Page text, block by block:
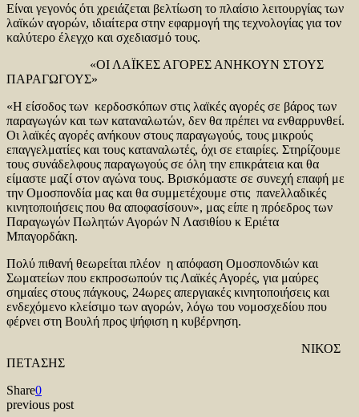
Είναι γεγονός ότι χρειάζεται βελτίωση το πλαίσιο λειτουργίας των
λαϊκών αγορών, ιδιαίτερα στην εφαρμογή της τεχνολογίας για τον
καλύτερο έλεγχο και σχεδιασμό τους.
«ΟΙ ΛΑΪΚΕΣ ΑΓΟΡΕΣ ΑΝΗΚΟΥΝ ΣΤΟΥΣ
ΠΑΡΑΓΩΓΟΥΣ»
«Η είσοδος των κερδοσκόπων στις λαϊκές αγορές σε βάρος των
παραγωγών και των καταναλωτών, δεν θα πρέπει να ενθαρρυνθεί.
Οι λαϊκές αγορές ανήκουν στους παραγωγούς, τους μικρούς
επαγγελματίες και τους καταναλωτές, όχι σε εταιρίες. Στηρίζουμε
τους συνάδελφους παραγωγούς σε όλη την επικράτεια και θα
είμαστε μαζί στον αγώνα τους. Βρισκόμαστε σε συνεχή επαφή με
την Ομοσπονδία μας και θα συμμετέχουμε στις πανελλαδικές
κινητοποιήσεις που θα αποφασίσουν», μας είπε η πρόεδρος των
Παραγωγών Πωλητών Αγορών Ν Λασιθίου κ Εριέτα
Μπαγορδάκη.
Πολύ πιθανή θεωρείται πλέον η απόφαση Ομοσπονδιών και
Σωματείων που εκπροσωπούν τις Λαϊκές Αγορές, για μαύρες
σημαίες στους πάγκους, 24ωρες απεργιακές κινητοποιήσεις και
ενδεχόμενο κλείσιμο των αγορών, λόγω του νομοσχεδίου που
φέρνει στη Βουλή προς ψήφιση η κυβέρνηση.
ΝΙΚΟΣ
ΠΕΤΑΣΗΣ
Share0
previous post